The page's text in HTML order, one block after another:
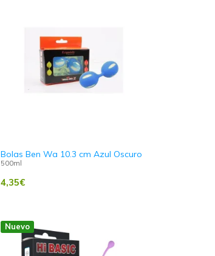
Bolas Ben Wa 10.3 cm Azul Oscuro
500ml
4,35€
Nuevo